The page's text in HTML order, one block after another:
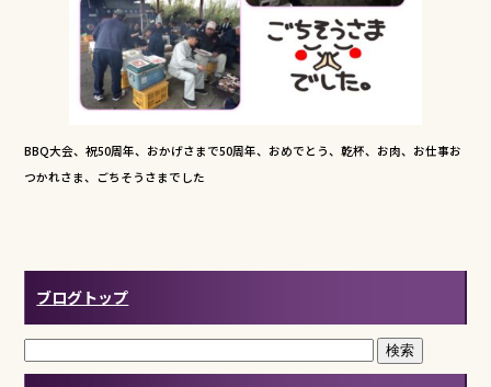
BBQ大会、祝50周年、おかげさまで50周年、おめでとう、乾杯、お肉、お仕事お
つかれさま、ごちそうさまでした
ブログトップ